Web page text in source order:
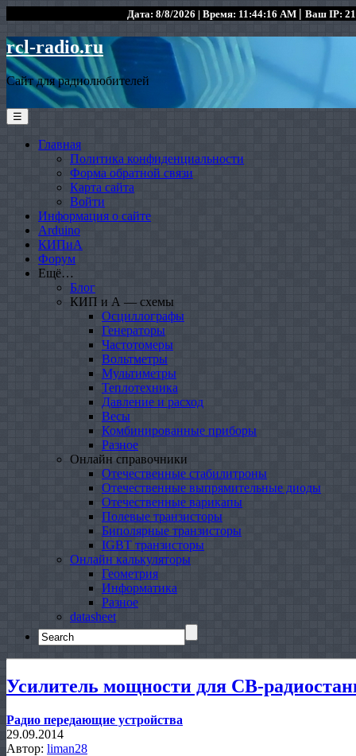
Дата: 8/8/2026 | Время: 11:44:16 AM | Ваш IP:
rcl-radio.ru
Сайт для радиолюбителей
☰
Главная
Политика конфиденциальности
Форма обратной связи
Карта сайта
Войти
Информация о сайте
Arduino
КИПиА
Форум
Ещё…
Блог
КИП и А — схемы
Осциллографы
Генераторы
Частотомеры
Вольтметры
Мультиметры
Теплотехника
Давление и расход
Весы
Комбинированные приборы
Разное
Онлайн справочники
Отечественные стабилитроны
Отечественные выпрямительные диоды
Отечественные варикапы
Полевые транзисторы
Биполярные транзисторы
IGBT транзисторы
Онлайн калькуляторы
Геометрия
Информатика
Разное
datasheet
Search
for:
Усилитель мощности для СВ-
Радио передающие устройства
29.09.2014
Автор: liman28